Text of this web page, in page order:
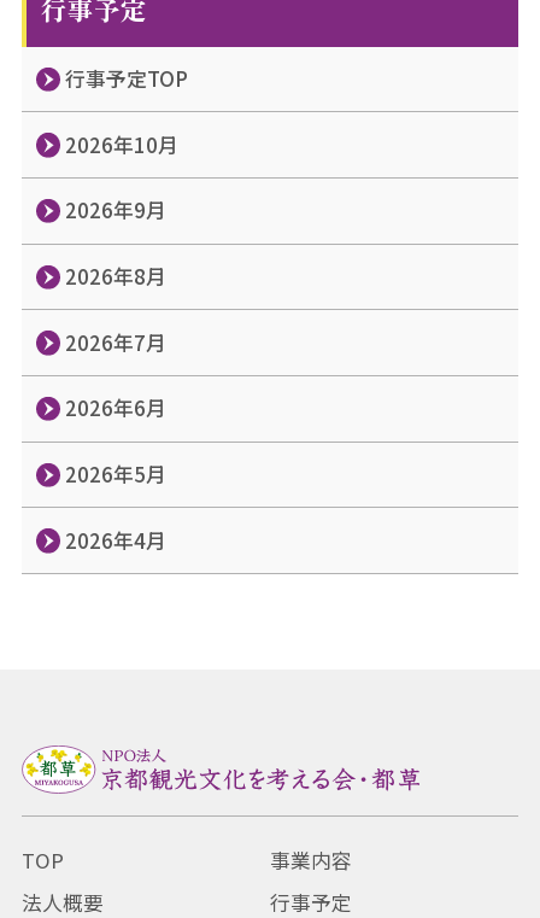
行事予定
行事予定TOP
2026年10月
2026年9月
2026年8月
2026年7月
2026年6月
2026年5月
2026年4月
TOP
法人概要
事業内容
行事予定